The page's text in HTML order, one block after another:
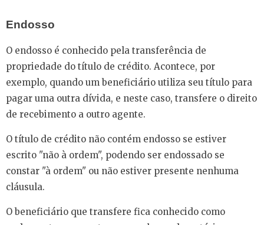
Endosso
O endosso é conhecido pela transferência de
propriedade do título de crédito. Acontece, por
exemplo, quando um beneficiário utiliza seu título para
pagar uma outra dívida, e neste caso, transfere o direito
de recebimento a outro agente.
O título de crédito não contém endosso se estiver
escrito "não à ordem", podendo ser endossado se
constar "à ordem" ou não estiver presente nenhuma
cláusula.
O beneficiário que transfere fica conhecido como